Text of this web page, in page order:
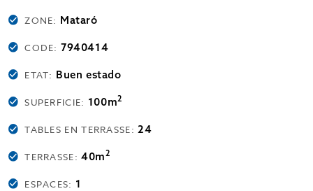
ZONE: Mataró
CODE:7940414
ETAT: Buen estado
SUPERFICIE: 100m2
TABLES EN TERRASSE:24
TERRASSE:40m2
ESPACES: 1